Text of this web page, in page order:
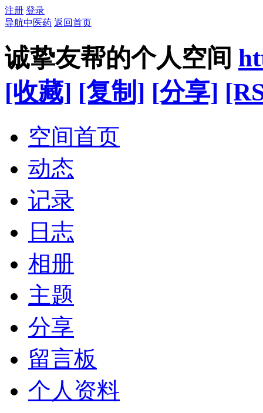
注册 登录
导航中医药 返回首页
诚挚友帮的个人空间
[收藏] [复制] [分享]
空间首页
动态
记录
日志
相册
主题
分享
留言板
个人资料